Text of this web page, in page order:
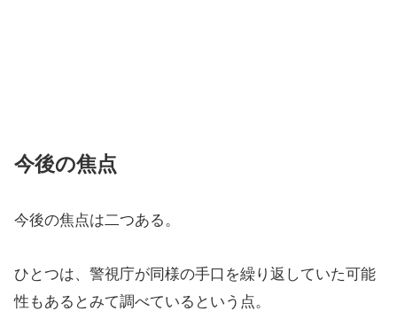
今後の焦点
今後の焦点は二つある。
ひとつは、警視庁が同様の手口を繰り返していた可能
性もあるとみて調べているという点。